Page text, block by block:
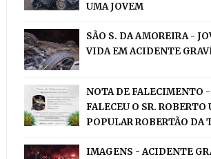
UMA JOVEM
SÃO S. DA AMOREIRA -
VIDA EM ACIDENTE
NOTA DE FALECIMENTO
FALECEU O SR. ROBERTO
POPULAR ROBERTÃO DA
IMAGENS - ACIDENTE